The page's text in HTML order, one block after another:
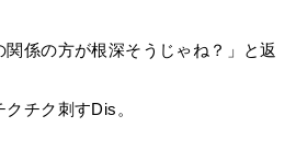
係の方が根深そうじゃね？」と返
チク刺すDis。